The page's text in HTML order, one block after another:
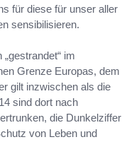
für diese für unser aller
sensibilisieren.
im
Grenze Europas, dem
gilt inzwischen als die
sind dort nach
die Dunkelziffer
von Leben und